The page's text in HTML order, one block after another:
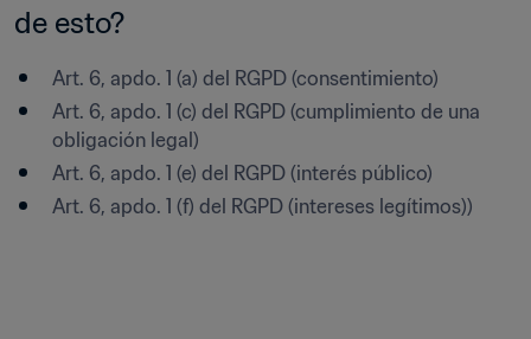
de esto?
Art. 6, apdo. 1 (a) del RGPD (consentimiento)
Art. 6, apdo. 1 (c) del RGPD (cumplimiento de una
obligación legal)
Art. 6, apdo. 1 (e) del RGPD (interés público)
Art. 6, apdo. 1 (f) del RGPD (intereses legítimos))